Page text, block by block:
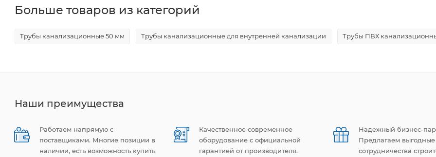
Больше товаров из категорий
Трубы канализационные 50 мм Трубы канализационные для внутренней канализации Трубы ПВХ
Наши преимущества
Работаем напрямую с
поставщиками. Многие позиции в
наличии, есть возможность купить
Качественное современное
оборудование с официальной
гарантией от производителя.
Надежный бизнес-
Предлагаем выгодные
сотрудничества